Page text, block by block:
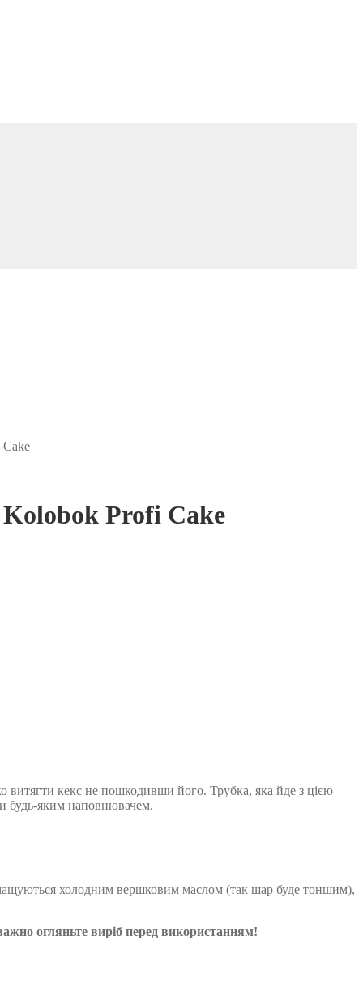
Profi Cake
витягти кекс не пошкодивши його. Трубка, яка йде з цією
будь-яким наповнювачем.
холодним вершковим маслом (так шар буде тоншим),
огляньте виріб перед використанням!